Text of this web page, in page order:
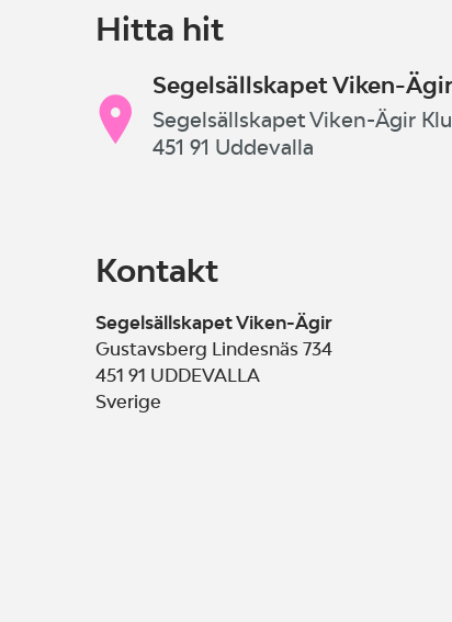
Hitta hit
Segelsällskapet Viken-Ägir
Segelsällskapet Viken-Ägir
451 91 Uddevalla
Kontakt
Segelsällskapet Viken-Ägir
Gustavsberg Lindesnäs 734
451 91 UDDEVALLA
Sverige